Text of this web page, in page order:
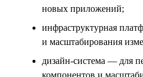
новых приложений;
инфраструктурная
и масштабирования
дизайн-система — для
компонентов и